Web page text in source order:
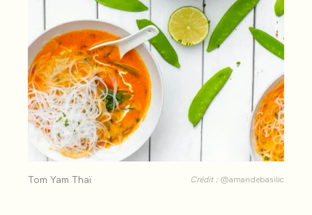
Tom Yam Thaï Crédit : @amandebasilic